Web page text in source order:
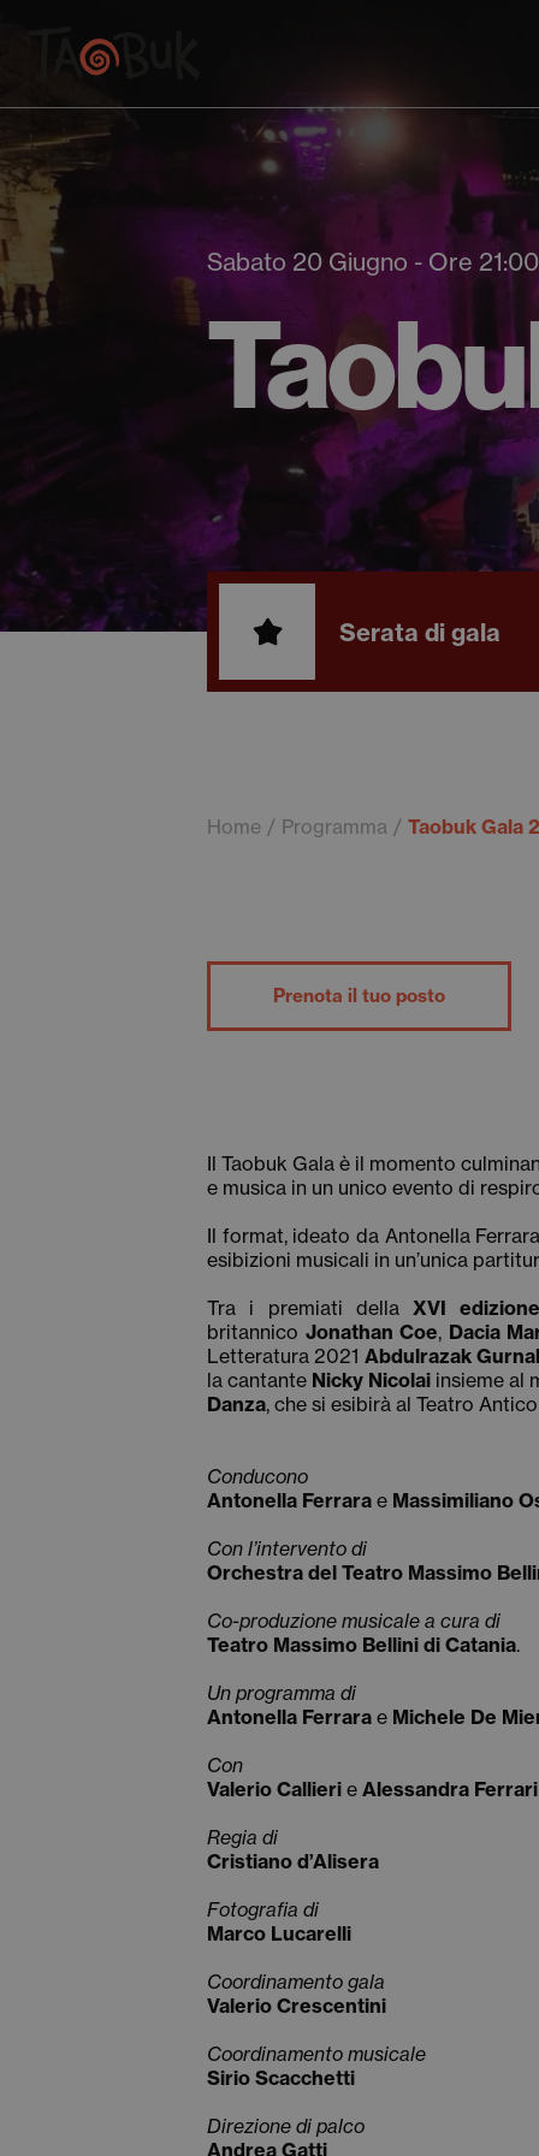
Sabato 20 Giugno - Ore 21:00
Serata di gala
Home Programma Taobuk Gala
Prenota il tuo posto
Il Taobuk Gala è il momento
e musica in un unico evento di
Il format, ideato da Antonella
esibizioni musicali in un’unica
Tra i premiati dellaXVI
britannico Jonathan Coe, Dacia
Letteratura 2021 Abdulrazak
la cantante Nicky Nicolai insieme al
Danza, che si esibirà al Teatro
Conducono
Antonella Ferrara e Massimiliano
Con l’intervento di
Orchestra del Teatro Massimo
Co-produzione musicale a cura di
Teatro Massimo Bellini di Catania.
Un programma di
Antonella Ferrara e Michele De
Con
Valerio Callieri e Alessandra Ferrari
Regia di
Cristiano d’Alisera
Fotografia di
Marco Lucarelli
Coordinamento gala
Valerio Crescentini
Coordinamento musicale
Sirio Scacchetti
Direzione di palco
Andrea Gatti